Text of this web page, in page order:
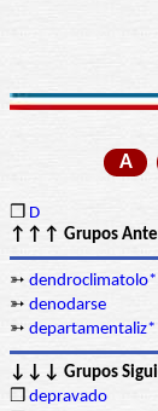
A
❒ D
↑↑↑ Grupos
➳ dendroclimatolo*
➳ denodarse
➳ departamentaliz*
↓↓↓ Grupos
❒ depravado